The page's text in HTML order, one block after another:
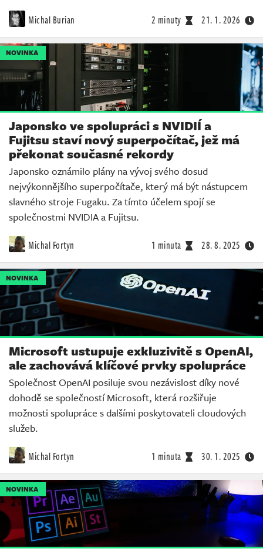
Michal Burian 2 minuty 21. 1. 2026
NOVINKA
Japonsko ve spolupráci s NVIDIÍ a
Fujitsu staví nový superpočítač, jež má
překonat současné rekordy
Japonsko oznámilo plány na vývoj svého dosud
nejvýkonnějšího superpočítače, který má být nástupcem
slavného stroje Fugaku. Za tímto účelem spojí se
společnostmi NVIDIA a Fujitsu.
Michal Fortyn 1 minuta 28. 8. 2025
NOVINKA
Microsoft ustupuje exkluzivitě s OpenAI,
ale zachovává klíčové prvky spolupráce
Společnost OpenAI posiluje svou nezávislost díky nové
dohodě se společností Microsoft, která rozšiřuje
možnosti spolupráce s dalšími poskytovateli cloudových
služeb.
Michal Fortyn 1 minuta 30. 1. 2025
NOVINKA